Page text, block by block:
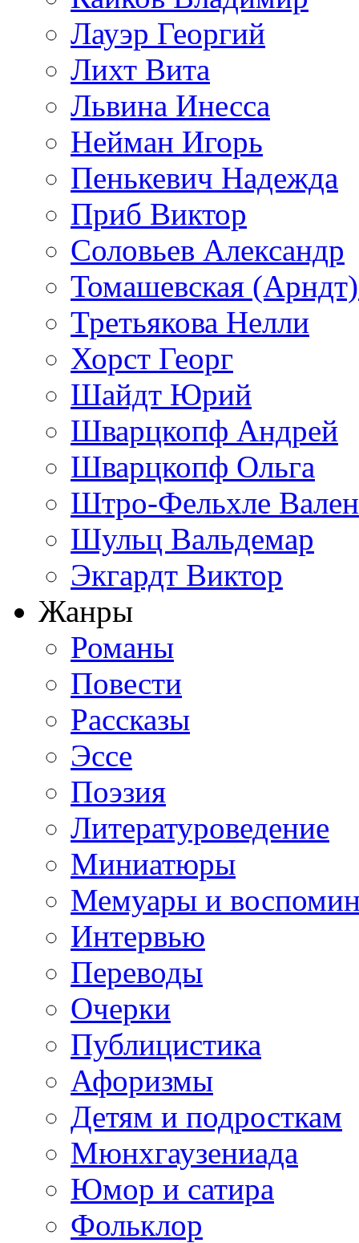
Лауэр Георгий
Лихт Вита
Львина Инесса
Нейман Игорь
Пенькевич Надежда
Приб Виктор
Соловьев Александр
Томашевская
Третьякова Нелли
Хорст Георг
Шайдт Юрий
Шварцкопф Андрей
Шварцкопф Ольга
Штро-Фельхле
Шульц Вальдемар
Экгардт Виктор
Жанры
Романы
Повести
Рассказы
Эссе
Поэзия
Литературоведение
Миниатюры
Мемуары и
Интервью
Переводы
Очерки
Публицистика
Афоризмы
Детям и подросткам
Мюнхгаузениада
Юмор и сатира
Фольклор